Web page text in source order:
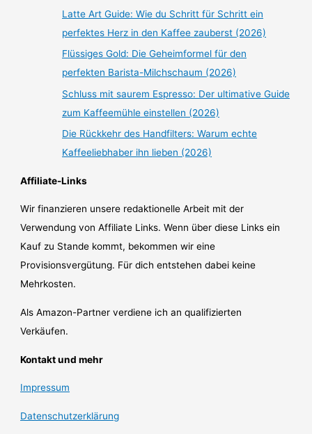
Latte Art Guide: Wie du Schritt für Schritt ein
perfektes Herz in den Kaffee zauberst (2026)
Flüssiges Gold: Die Geheimformel für den
perfekten Barista-Milchschaum (2026)
Schluss mit saurem Espresso: Der ultimative Guide
zum Kaffeemühle einstellen (2026)
Die Rückkehr des Handfilters: Warum echte
Kaffeeliebhaber ihn lieben (2026)
Affiliate-Links
Wir finanzieren unsere redaktionelle Arbeit mit der
Verwendung von Affiliate Links. Wenn über diese Links ein
Kauf zu Stande kommt, bekommen wir eine
Provisionsvergütung. Für dich entstehen dabei keine
Mehrkosten.
Als Amazon-Partner verdiene ich an qualifizierten
Verkäufen.
Kontakt und mehr
Impressum
Datenschutzerklärung